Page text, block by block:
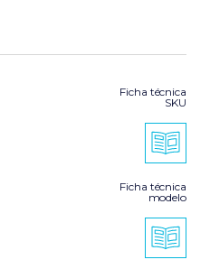
Ficha técnica
SKU
Ficha técnica
modelo